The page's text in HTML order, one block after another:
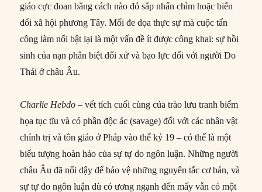
giáo cực đoan bằng cách nào đó sắp nhấn chìm hoặc biến
đổi xã hội phương Tây. Mối đe dọa thực sự mà cuộc tấn
công làm nổi bật lại là một vấn đề ít được công khai: sự hồi
sinh của nạn phân biệt đối xử và bạo lực đối với người Do
Thái ở châu Âu.
Charlie Hebdo – vết tích cuối cùng của trào lưu tranh biếm
họa tục tĩu và có phần độc ác (savage) đối với các nhân vật
chính trị và tôn giáo ở Pháp vào thế kỷ 19 – có thể là một
biểu tượng hoàn hảo của sự tự do ngôn luận. Những người
châu Âu đã nổi dậy để bảo vệ những nguyên tắc cơ bản, và
sự tự do ngôn luận dù có ương ngạnh đến mấy vẫn có một